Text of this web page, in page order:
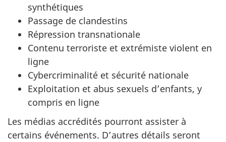
synthétiques
Passage de clandestins
Répression transnationale
Contenu terroriste et extrémiste violent en
ligne
Cybercriminalité et sécurité nationale
Exploitation et abus sexuels d’enfants, y
compris en ligne
Les médias accrédités pourront assister à
certains événements. D’autres détails seront